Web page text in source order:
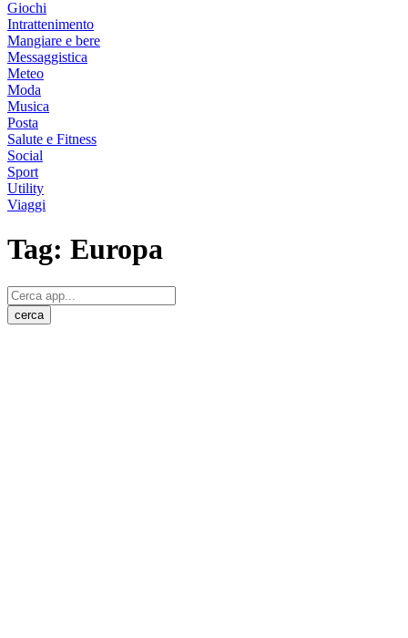
Giochi
Intrattenimento
Mangiare e bere
Messaggistica
Meteo
Moda
Musica
Posta
Salute e Fitness
Social
Sport
Utility
Viaggi
Tag: Europa